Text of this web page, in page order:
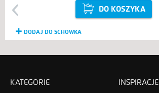
Previous DO KOSZYKA
DODAJ DO SCHOWKA
KATEGORIE INSPIRACJE